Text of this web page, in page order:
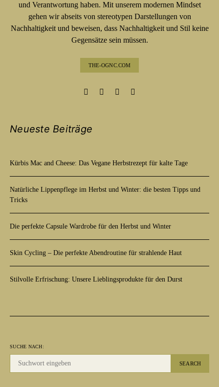
und Verantwortung haben. Mit unserem modernen Mindset
gehen wir abseits von stereotypen Darstellungen von
Nachhaltigkeit und beweisen, dass Nachhaltigkeit und Stil keine
Gegensätze sein müssen.
THE-OGNC.COM
Neueste Beiträge
Kürbis Mac and Cheese: Das Vegane Herbstrezept für kalte Tage
Natürliche Lippenpflege im Herbst und Winter: die besten Tipps und
Tricks
Die perfekte Capsule Wardrobe für den Herbst und Winter
Skin Cycling – Die perfekte Abendroutine für strahlende Haut
Stilvolle Erfrischung: Unsere Lieblingsprodukte für den Durst
SUCHE NACH:
SEARCH